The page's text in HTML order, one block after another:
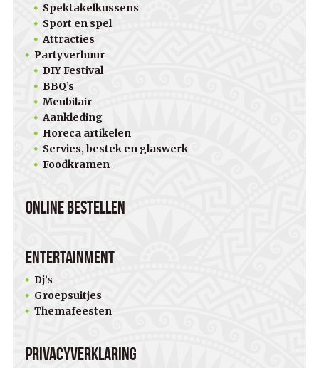
Spektakelkussens
Sport en spel
Attracties
Partyverhuur
DIY Festival
BBQ’s
Meubilair
Aankleding
Horeca artikelen
Servies, bestek en glaswerk
Foodkramen
Online bestellen
Entertainment
Dj’s
Groepsuitjes
Themafeesten
Privacyverklaring